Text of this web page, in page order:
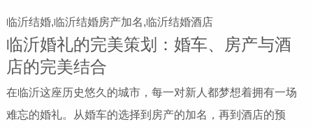
临沂结婚,临沂结婚房产加名,临沂结婚酒店
临沂婚礼的完美策划：婚车、房产与酒
店的完美结合
在临沂这座历史悠久的城市，每一对新人都梦想着拥有一场
难忘的婚礼。从婚车的选择到房产的加名，再到酒店的预